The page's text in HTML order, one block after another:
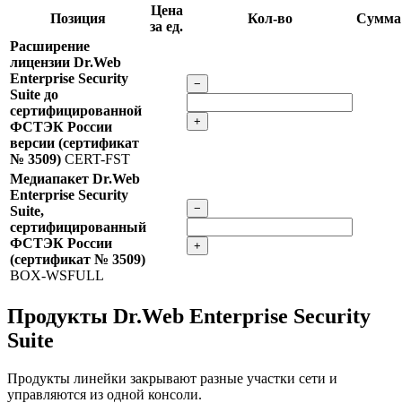
Позиция
Цена
за ед.
Кол-во
Сумма
Расширение
лицензии Dr.Web
Enterprise Security
Suite до
сертифицированной
ФСТЭК России
версии (сертификат
№ 3509) CERT-FST
−
+
Медиапакет Dr.Web
Enterprise Security
Suite,
сертифицированный
ФСТЭК России
(сертификат № 3509)
BOX-WSFULL
−
+
Продукты Dr.Web Enterprise Security
Suite
Продукты линейки закрывают разные участки сети и
управляются из одной консоли.